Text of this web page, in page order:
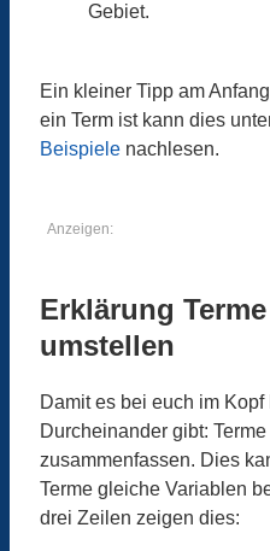
Gebiet.
Ein kleiner Tipp am
ein Term ist kann dies
Beispiele nachlesen.
Anzeigen:
Erklärung
umstellen
Damit es bei euch im
Durcheinander gibt:
zusammenfassen. Dies
Terme gleiche Variablen
drei Zeilen zeigen dies: